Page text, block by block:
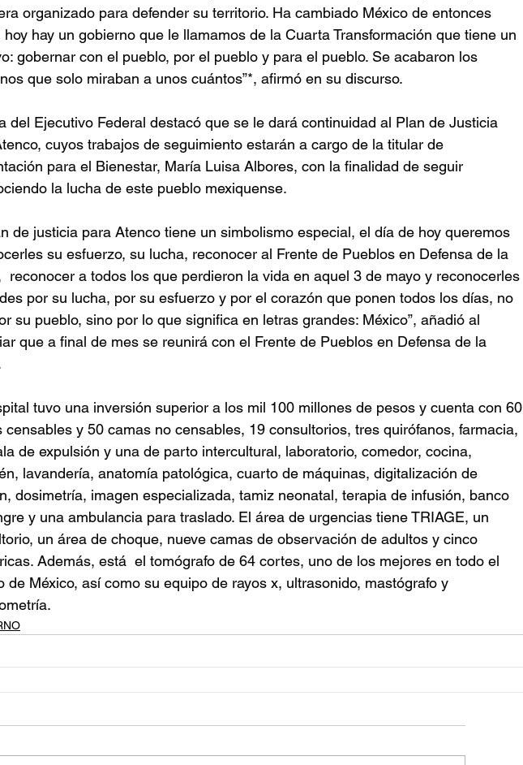
organizado para defender su territorio. Ha cambiado México de entonces
hoy hay un gobierno que le llamamos de la Cuarta Transformación que tiene un
gobernar con el pueblo, por el pueblo y para el pueblo. Se acabaron los
que solo miraban a unos cuántos”*, afirmó en su discurso.
del Ejecutivo Federal destacó que se le dará continuidad al Plan de Justicia
cuyos trabajos de seguimiento estarán a cargo de la titular de
para el Bienestar, María Luisa Albores, con la finalidad de seguir
la lucha de este pueblo mexiquense.
de justicia para Atenco tiene un simbolismo especial, el día de hoy queremos
su esfuerzo, su lucha, reconocer al Frente de Pueblos en Defensa de la
reconocer a todos los que perdieron la vida en aquel 3 de mayo y reconocerles
por su lucha, por su esfuerzo y por el corazón que ponen todos los días, no
su pueblo, sino por lo que significa en letras grandes: México”, añadió al
que a final de mes se reunirá con el Frente de Pueblos en Defensa de la
tuvo una inversión superior a los mil 100 millones de pesos y cuenta con 60
censables y 50 camas no censables, 19 consultorios, tres quirófanos, farmacia,
de expulsión y una de parto intercultural, laboratorio, comedor, cocina,
lavandería, anatomía patológica, cuarto de máquinas, digitalización de
dosimetría, imagen especializada, tamiz neonatal, terapia de infusión, banco
y una ambulancia para traslado. El área de urgencias tiene TRIAGE, un
un área de choque, nueve camas de observación de adultos y cinco
Además, está  el tomógrafo de 64 cortes, uno de los mejores en todo el
de México, así como su equipo de rayos x, ultrasonido, mastógrafo y